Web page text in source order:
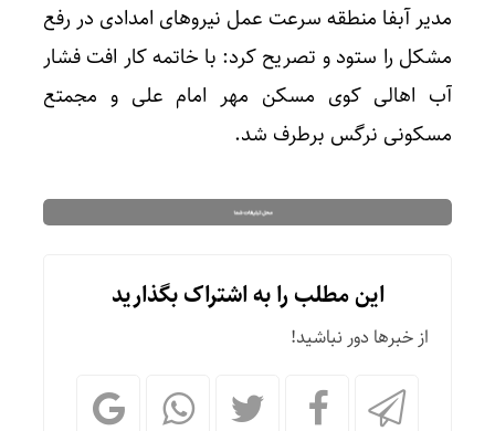
مدیر آبفا منطقه سرعت عمل نیروهای امدادی در رفع
مشکل را ستود و تصریح کرد: با خاتمه کار افت فشار
آب اهالی کوی مسکن مهر امام علی و مجمتع
مسکونی نرگس برطرف شد.
این مطلب را به اشتراک بگذارید
از خبرها دور نباشید!